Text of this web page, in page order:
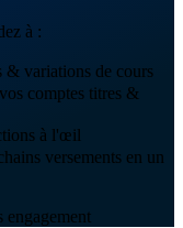
à :
& variations de cours
comptes titres &
à l'œil
versements en un
engagement